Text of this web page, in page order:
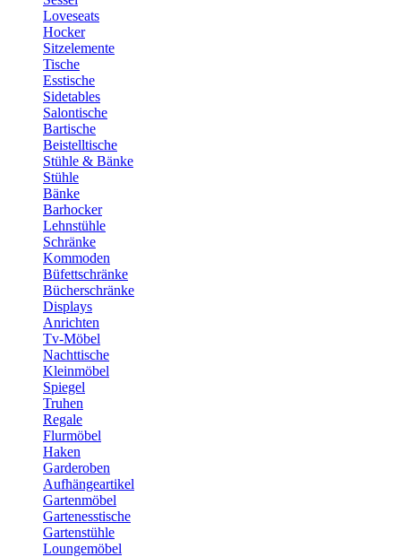
Loveseats
Hocker
Sitzelemente
Tische
Esstische
Sidetables
Salontische
Bartische
Beistelltische
Stühle & Bänke
Stühle
Bänke
Barhocker
Lehnstühle
Schränke
Kommoden
Büfettschränke
Bücherschränke
Displays
Anrichten
Tv-Möbel
Nachttische
Kleinmöbel
Spiegel
Truhen
Regale
Flurmöbel
Haken
Garderoben
Aufhängeartikel
Gartenmöbel
Gartenesstische
Gartenstühle
Loungemöbel